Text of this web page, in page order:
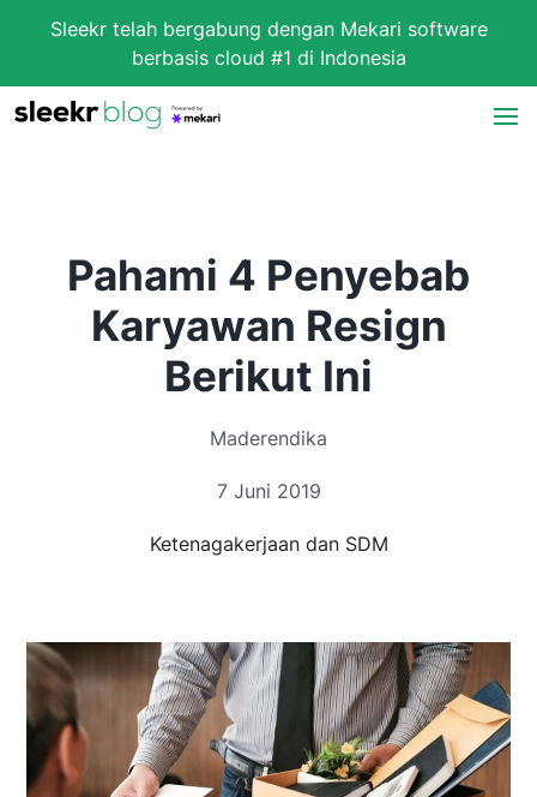
Sleekr telah bergabung dengan Mekari software
berbasis cloud #1 di Indonesia
Pahami 4 Penyebab
Karyawan Resign
Berikut Ini
Maderendika
7 Juni 2019
Ketenagakerjaan dan SDM